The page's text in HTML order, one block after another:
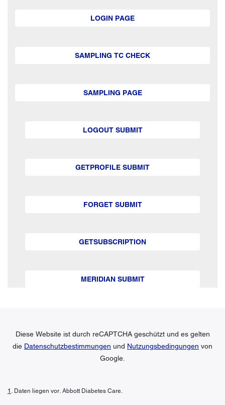
LOGIN PAGE
SAMPLING TC CHECK
SAMPLING PAGE
LOGOUT SUBMIT
GETPROFILE SUBMIT
FORGET SUBMIT
GETSUBSCRIPTION
MERIDIAN SUBMIT
Diese Website ist durch reCAPTCHA geschützt und es gelten
die Datenschutzbestimmungen und Nutzungsbedingungen von
Google.
1 . Daten liegen vor. Abbott Diabetes Care.